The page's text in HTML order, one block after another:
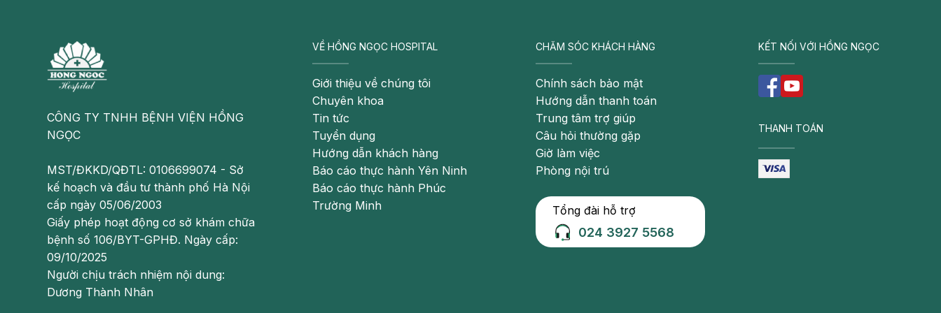
như được miêu tả như một cảm giác nặng nề và chèn ép.
Tắc mũi và chảy mũi:
thể thoát hết dịch mũi. Sự kết hợp giữa tắc mũi và chảy mũi gây phiền toái và ảnh hưởng đến cuộc sống
hàng ngày.
Đau họng:
Dịch mủ từ xoang chảy xuống phía sau cổ họng, kích thích niêm mạc và gây ra cảm giác
Ho: Dịch mủ từ xoang chảy vào hệ hô hấp dưới, kích thích niêm mạc và gây ra cảm giác khó chịu và
ho.
Cảm giác mệt mỏi tổng thể:Tác động tiêu cực của bệnh lý lên sức khỏe tổng quát có thể gây ra cảm
giác mệt mỏi và khó chịu tổng thể.
CÔNG TY TNHH BỆNH VIỆN HỒNG
NGỌC
MST/ĐKKD/QĐTL: 0106699074 - Sở
kế hoạch và đầu tư thành phố Hà Nội
cấp ngày 05/06/2003
Giấy phép hoạt động cơ sở khám chữa
bệnh số 106/BYT-GPHĐ. Ngày cấp:
09/10/2025
Người chịu trách nhiệm nội dung:
Dương Thành Nhân
VỀ HỒNG NGỌC HOSPITAL
Giới thiệu về chúng tôi
Chuyên khoa
Tin tức
Tuyển dụng
Hướng dẫn khách hàng
Báo cáo thực hành Yên Ninh
Báo cáo thực hành Phúc
Trường Minh
CHĂM SÓC KHÁCH HÀNG
Chính sách bảo mật
Hướng dẫn thanh toán
Trung tâm trợ giúp
Câu hỏi thường gặp
Giờ làm việc
Phòng nội trú
Tổng đài hỗ trợ
024 3927 5568
KẾT NỐI VỚI HỒNG NGỌC
THANH TOÁN